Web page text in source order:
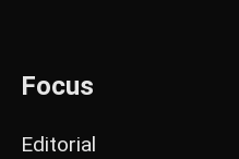
Focus
Editorial